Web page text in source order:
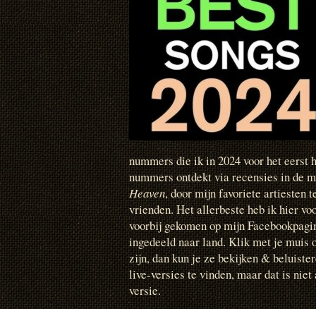
nummers die ik in 2024 voor het eerst
nummers ontdekt via recensies in de
Heaven, door mijn favoriete artiesten
vrienden. Het allerbeste heb ik hier
voorbij gekomen op mijn
ingedeeld naar land. Klik met je muis
zijn, dan kun je ze bekijken &
live-versies te vinden, maar dat is
versie.